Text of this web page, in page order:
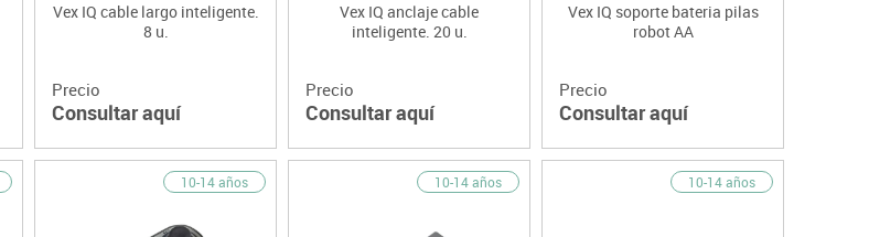
Vex IQ cable largo inteligente.
8 u.
Precio
Consultar aquí
Vex IQ anclaje cable
inteligente. 20 u.
Precio
Consultar aquí
Vex IQ soporte bateria pilas
robot AA
Precio
Consultar aquí
10-14 años 10-14 años 10-14 años